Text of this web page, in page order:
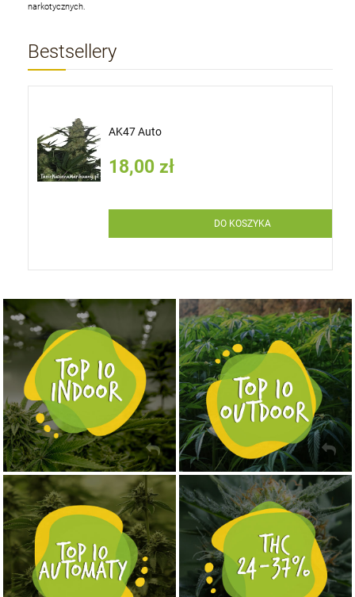
narkotycznych.
Bestsellery
AK47 Auto
18,00 zł
DO KOSZYKA
NASIONA MARIHUANY TOP 10 INDOOR
KUP TERAZ NASIONA MARIHUANY TOP 10 OUTDOOR
KUP TERAZ
NASIONA MARIHUANY TOP 10 AUTOFLOWERING
KUP TERAZ MOCNE ODMIANY MARIHUANY THC OD 24 - 37%
KUP TERAZ